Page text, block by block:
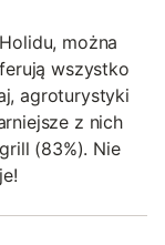
można
wszystko
agroturystyki
z nich
(83%). Nie